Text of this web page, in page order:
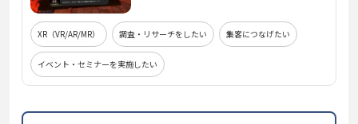
XR（VR/AR/MR） 調査・リサーチをしたい 集客につなげたい
イベント・セミナーを実施したい